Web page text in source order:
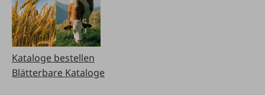
Kataloge bestellen
Blätterbare Kataloge